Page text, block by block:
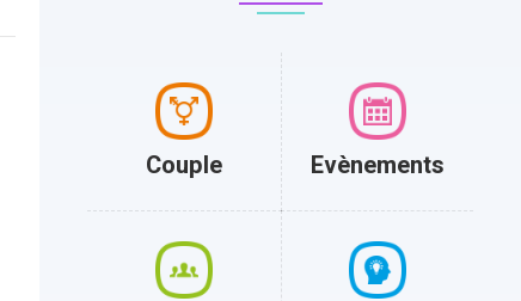
Couple Evènements